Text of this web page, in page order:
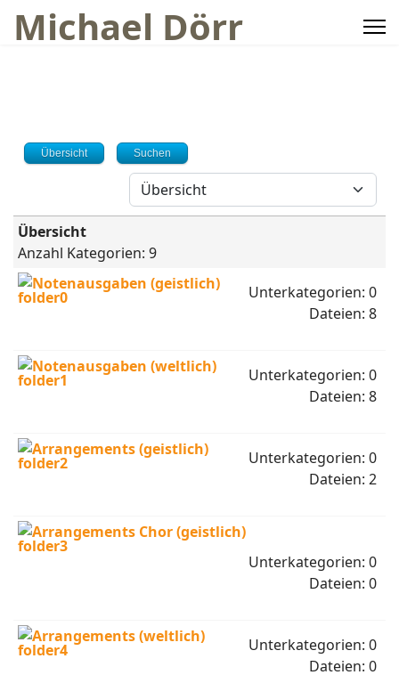
Michael Dörr
Übersicht Suchen
Übersicht
Anzahl Kategorien: 9
Notenausgaben (geistlich)
Unterkategorien: 0
Dateien: 8
Notenausgaben (weltlich)
Unterkategorien: 0
Dateien: 8
Arrangements (geistlich)
Unterkategorien: 0
Dateien: 2
Arrangements Chor (geistlich)
Unterkategorien: 0
Dateien: 0
Arrangements (weltlich)
Unterkategorien: 0
Dateien: 0